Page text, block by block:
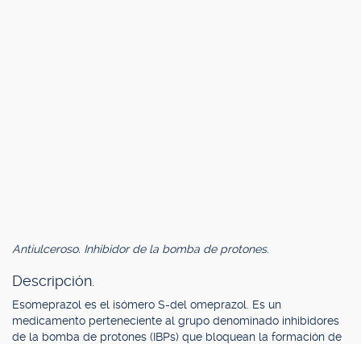
Antiulceroso. Inhibidor de la bomba de protones.
Descripción.
Esomeprazol es el isómero S-del omeprazol. Es un
medicamento perteneciente al grupo denominado inhibidores
de la bomba de protones (IBPs) que bloquean la formación de